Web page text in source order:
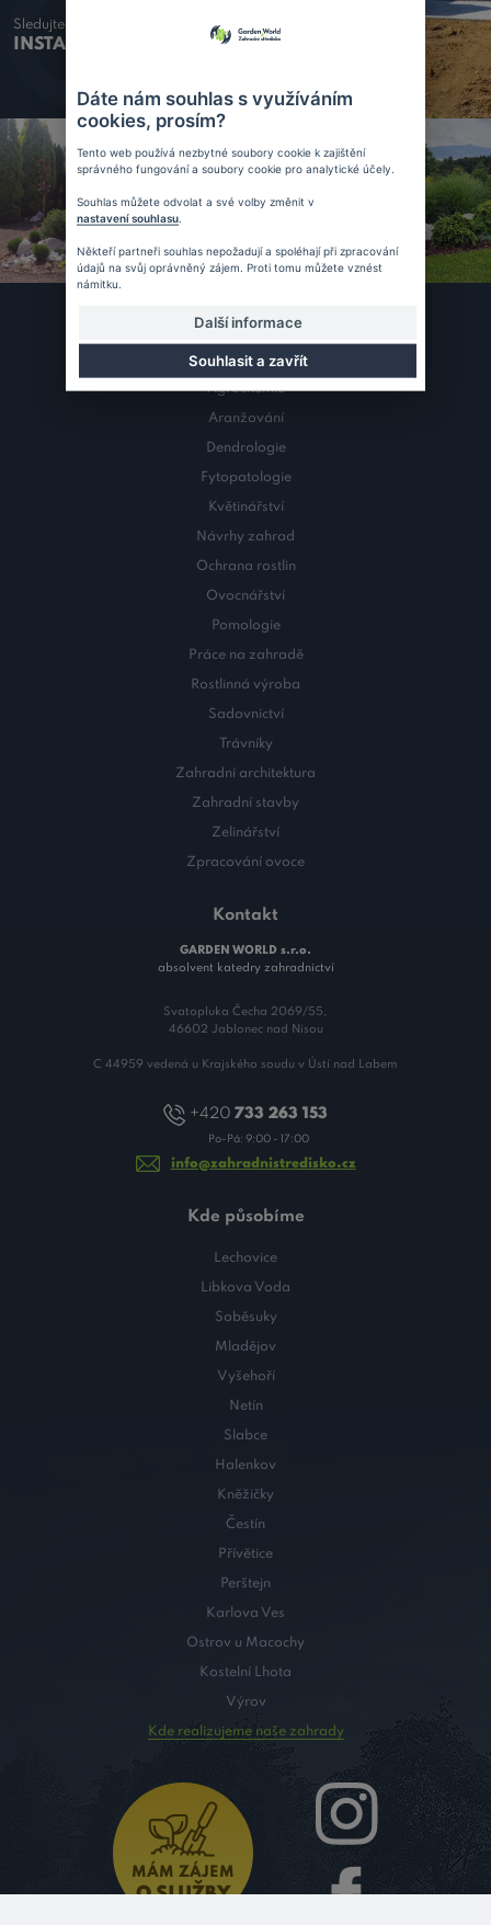
Sledujte náš
INSTAGRAM
Kategorie
Agrochemie
Aranžování
Dendrologie
Fytopatologie
Květinářství
Návrhy zahrad
Ochrana rostlin
Ovocnářství
Pomologie
Práce na zahradě
Rostlinná výroba
Sadovnictví
Trávníky
Zahradní architektura
Zahradní stavby
Zelinářství
Zpracování ovoce
Kontakt
GARDEN WORLD s.r.o.
absolvent katedry zahradnictví
Svatopluka Čecha 2069/55,
46602 Jablonec nad Nisou
C 44959 vedená u Krajského soudu v Ústí nad Labem
+420 733 263 153
Po-Pá: 9:00 - 17:00
info@zahradnistredisko.cz
Kde působíme
Lechovice
Libkova Voda
Soběsuky
Mladějov
Vyšehoří
Netín
Slabce
Halenkov
Kněžičky
Čestín
Přívětice
Perštejn
Karlova Ves
Ostrov u Macochy
Kostelní Lhota
Výrov
Kde realizujeme naše zahrady
MÁM ZÁJEM
O SLUŽBY
Dáte nám souhlas s využíváním
cookies, prosím?
Tento web používá nezbytné soubory cookie k zajištění
správného fungování a soubory cookie pro analytické účely.
Souhlas můžete odvolat a své volby změnit v
nastavení souhlasu
Někteří partneři souhlas nepožadují a spoléhají při zpracování
údajů na svůj oprávněný zájem. Proti tomu můžete vznést
námitku.
Další informace
Souhlasit a zavřít